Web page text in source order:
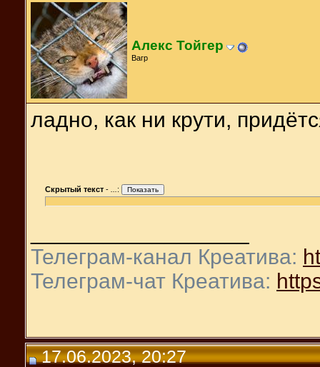
Алекс Тойгер
Вагр
ладно, как ни крути,
Скрытый текст - :
Телеграм-канал Креатива:
Телеграм-чат Креатива:
17.06.2023, 20:27